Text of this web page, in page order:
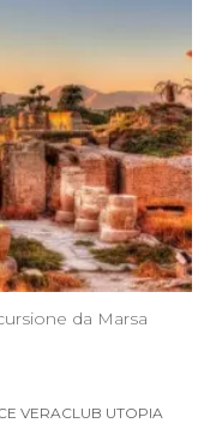
da Marsa
VERACLUB UTOPIA